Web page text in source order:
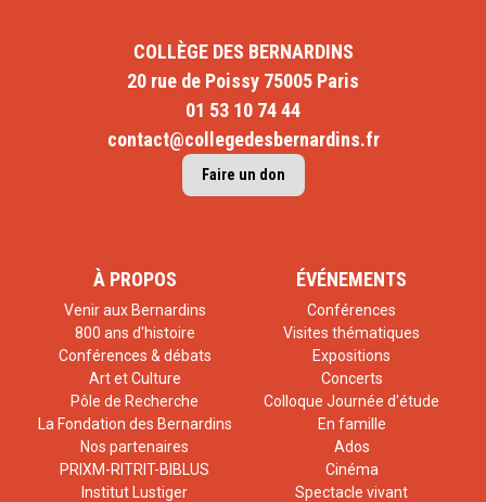
COLLÈGE DES BERNARDINS
20 rue de Poissy 75005 Paris
01 53 10 74 44
contact@collegedesbernardins.fr
Faire un don
À PROPOS
Venir aux Bernardins
800 ans d'histoire
Conférences & débats
Art et Culture
Pôle de Recherche
La Fondation des Bernardins
Nos partenaires
PRIXM-RITRIT-BIBLUS
Institut Lustiger
ÉVÉNEMENTS
Conférences
Visites thématiques
Expositions
Concerts
Colloque Journée d'étude
En famille
Ados
Cinéma
Spectacle vivant